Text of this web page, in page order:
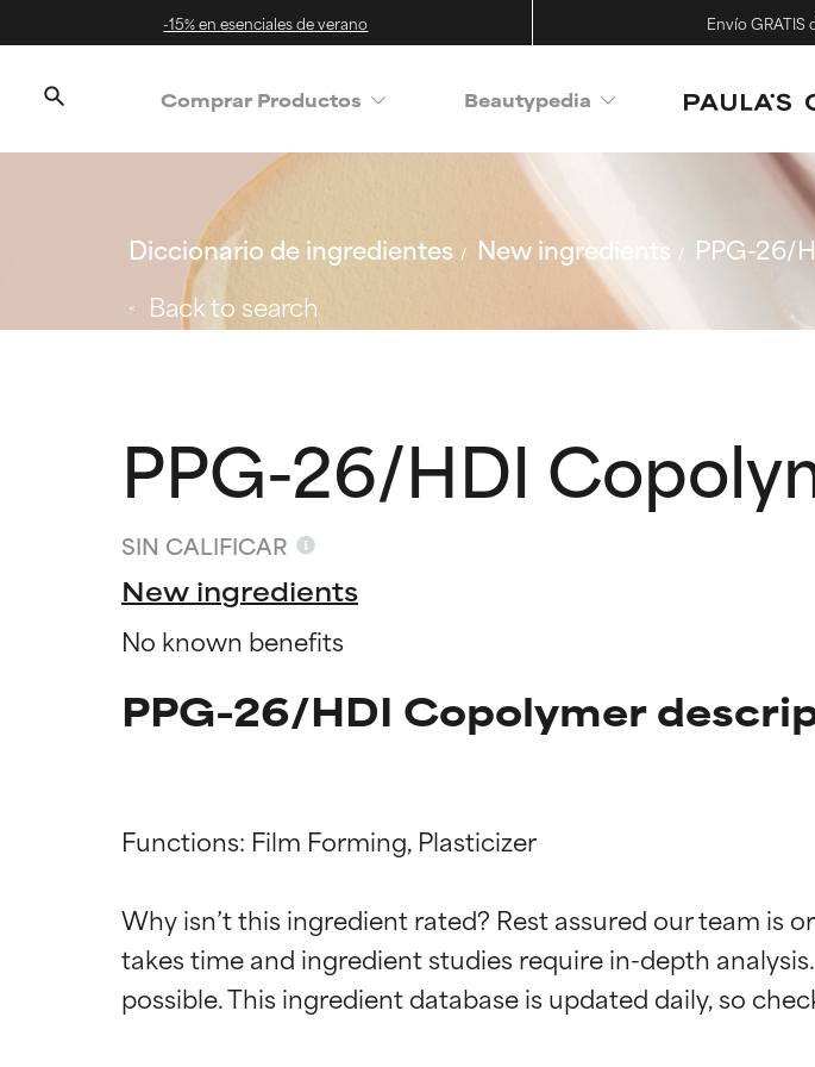
-15% en esenciales de verano Envío GRATIS
Comprar Productos Beautypedia
Diccionario de ingredientes New ingredients
PPG-26/
Back to search
PPG-26/HDI
SIN CALIFICAR
New ingredients
No known benefits
PPG-26/HDI Copolymer
Functions: Film Forming, Plasticizer
Why isn’t this ingredient rated? Rest assured our team is
takes time and ingredient studies require in-depth
Calificaciones de
EXCELENTE
Calificaciones de
EXCELENTE